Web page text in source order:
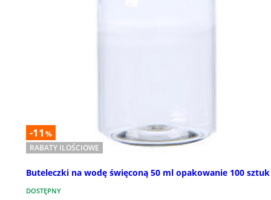
-11 %
RABATY ILOŚCIOWE
Buteleczki na wodę święconą 50 ml opakowanie 100 sztuk
DOSTĘPNY